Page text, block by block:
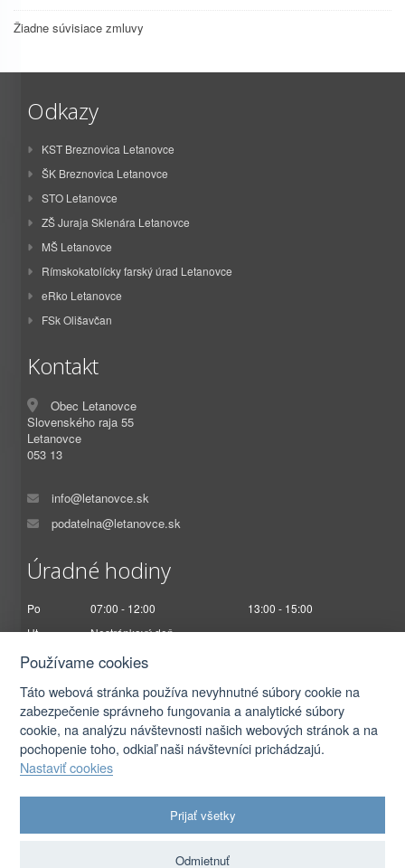
Žiadne súvisiace zmluvy
Odkazy
KST Breznovica Letanovce
ŠK Breznovica Letanovce
STO Letanovce
ZŠ Juraja Sklenára Letanovce
MŠ Letanovce
Rímskokatolícky farský úrad Letanovce
eRko Letanovce
FSk Olišavčan
Kontakt
Obec Letanovce
Slovenského raja 55
Letanovce
053 13
info@letanovce.sk
podatelna@letanovce.sk
Úradné hodiny
Po 07:00 - 12:00
13:00 - 15:00
Ut
Nestránkový deň
St
07:00 - 12:00
Pi
07:00 - 12:30
Ochrana osobných údajov|Prístupnosť
Používame cookies
Táto webová stránka používa nevyhnutné súbory cookie na
zabezpečenie správneho fungovania a analytické súbory
cookie, na analýzu návštevnosti našich webových stránok a na
pochopenie toho, odkiaľ naši návštevníci prichádzajú.
Nastaviť cookies
Prijať všetky
Odmietnuť